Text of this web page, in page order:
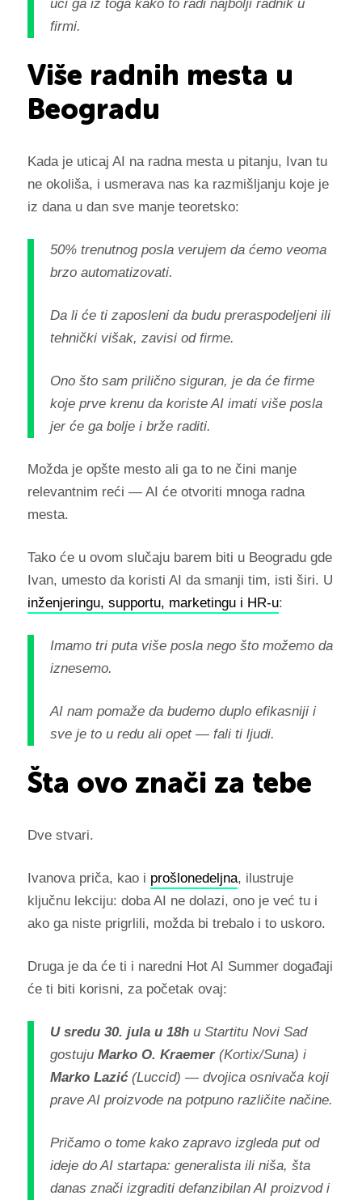
uči ga iz toga kako to radi najbolji radnik u
firmi.
Više radnih mesta u
Beogradu
Kada je uticaj AI na radna mesta u pitanju, Ivan tu
ne okoliša, i usmerava nas ka razmišljanju koje je
iz dana u dan sve manje teoretsko:
50% trenutnog posla verujem da ćemo veoma
brzo automatizovati.
Da li će ti zaposleni da budu preraspodeljeni ili
tehnički višak, zavisi od firme.
Ono što sam prilično siguran, je da će firme
koje prve krenu da koriste AI imati više posla
jer će ga bolje i brže raditi.
Možda je opšte mesto ali ga to ne čini manje
relevantnim reći — AI će otvoriti mnoga radna
mesta.
Tako će u ovom slučaju barem biti u Beogradu gde
Ivan, umesto da koristi AI da smanji tim, isti širi. U
inženjeringu, supportu, marketingu i HR-u:
Imamo tri puta više posla nego što možemo da
iznesemo.
AI nam pomaže da budemo duplo efikasniji i
sve je to u redu ali opet — fali ti ljudi.
Šta ovo znači za tebe
Dve stvari.
Ivanova priča, kao i prošlonedeljna, ilustruje
ključnu lekciju: doba AI ne dolazi, ono je već tu i
ako ga niste prigrlili, možda bi trebalo i to uskoro.
Druga je da će ti i naredni Hot AI Summer događaji
će ti biti korisni, za početak ovaj:
U sredu 30. jula u 18hu Startitu Novi Sad
gostuju Marko O. Kraemer(Kortix/Suna) i
Marko Lazić(Luccid) — dvojica osnivača koji
prave AI proizvode na potpuno različite načine.
Pričamo o tome kako zapravo izgleda put od
ideje do AI startapa: generalista ili niša, šta
danas znači izgraditi defanzibilan AI proizvod i